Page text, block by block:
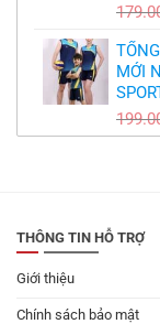
MỚI
THÔNG TIN HỖ TRỢ
Giới thiệu
Chính sách bảo mật